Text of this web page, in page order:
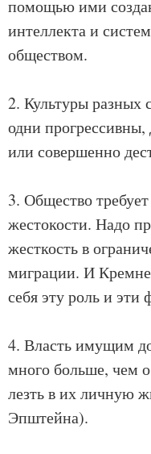
помощью ими
интеллекта и
обществом.
2. Культуры разных
одни
или совершенно
3. Общество
жестокости. Надо
жесткость в
миграции. И
себя эту роль и эти
4. Власть имущим
много больше, чем
лезть в их личную
Эпштейна).